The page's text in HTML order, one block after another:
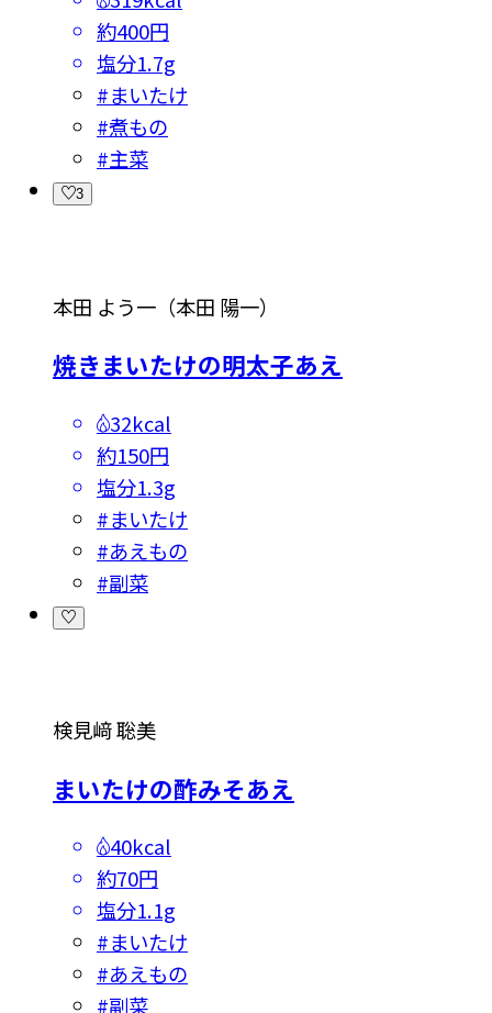
約400円
塩分1.7g
#まいたけ
#煮もの
#主菜
3
本田 よう一（本田 陽一）
焼きまいたけの明太子あえ
32kcal
約150円
塩分1.3g
#まいたけ
#あえもの
#副菜
検見﨑 聡美
まいたけの酢みそあえ
40kcal
約70円
塩分1.1g
#まいたけ
#あえもの
#副菜